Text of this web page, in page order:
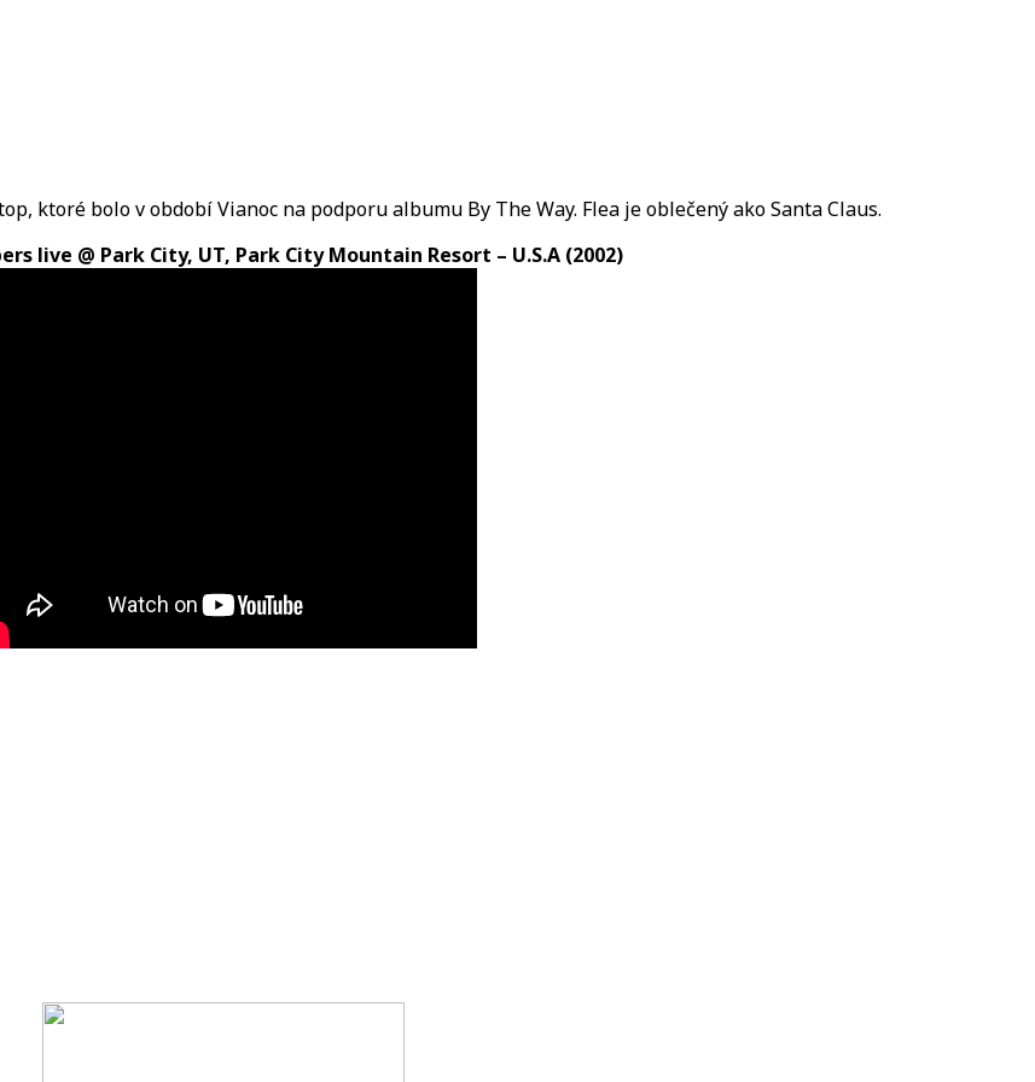
ktoré bolo v období Vianoc na podporu albumu By The Way. Flea je oblečený ako Santa Claus.
live @ Park City, UT, Park City Mountain Resort – U.S.A (2002)